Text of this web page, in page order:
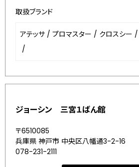
取扱ブランド
アテッサ / プロマスター / クロスシー /
/
ジョーシン 三宮１ばん館
〒6510085
兵庫県 神戸市 中央区八幡通3-2-16
078-231-2111